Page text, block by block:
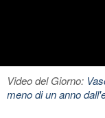
Video del Giorno:
meno di un anno